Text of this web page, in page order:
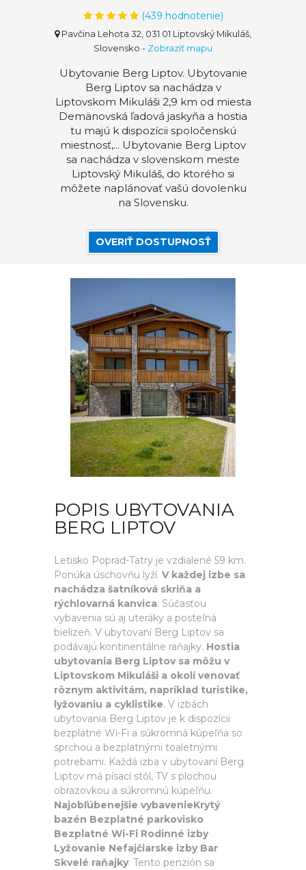
(439 hodnotenie)
Pavčina Lehota 32, 031 01 Liptovský Mikuláš,
Slovensko - Zobraziť mapu
Ubytovanie Berg Liptov. Ubytovanie
Berg Liptov sa nachádza v
Liptovskom Mikuláši 2,9 km od miesta
Demänovská ľadová jaskyňa a hostia
tu majú k dispozícii spoločenskú
miestnosť,... Ubytovanie Berg Liptov
sa nachádza v slovenskom meste
Liptovský Mikuláš, do ktorého si
môžete naplánovať vašú dovolenku
na Slovensku.
OVERIŤ DOSTUPNOSŤ
POPIS UBYTOVANIA
BERG LIPTOV
Letisko Poprad-Tatry je vzdialené 59 km.
Ponúka úschovňu lyží. V každej izbe sa
nachádza šatníková skriňa a
rýchlovarná kanvica. Sůčasťou
vybavenia sú aj uteráky a posteľná
bielizeň. V ubytovaní Berg Liptov sa
podávajú kontinentálne raňajky. Hostia
ubytovania Berg Liptov sa môžu v
Liptovskom Mikuláši a okolí venovať
rôznym aktivitám, napríklad turistike,
lyžovaniu a cyklistike. V izbách
ubytovania Berg Liptov je k dispozícii
bezplatné Wi-Fi a súkromná kúpeľňa so
sprchou a bezplatnými toaletnými
potrebami. Každá izba v ubytovaní Berg
Liptov má písací stôl, TV s plochou
obrazovkou a súkromnú kúpeľňu.
Najobľúbenejšie vybavenieKrytý
bazén Bezplatné parkovisko
Bezplatné Wi-Fi Rodinné izby
Lyžovanie Nefajčiarske izby Bar
Skvelé raňajky. Tento penzión sa